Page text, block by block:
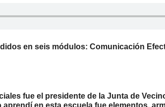
en seis módulos: Comunicación
fue el presidente de la Junta de
en esta escuela fue elementos,